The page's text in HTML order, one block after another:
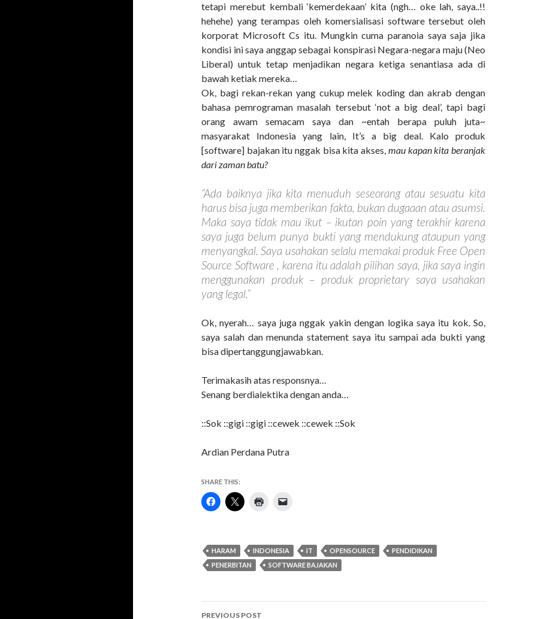
tetapi merebut kembali ‘kemerdekaan’ kita (ngh… oke lah, saya..!!
hehehe) yang terampas oleh komersialisasi software tersebut oleh
korporat Microsoft Cs itu. Mungkin cuma paranoia saya saja jika
kondisi ini saya anggap sebagai konspirasi Negara-negara maju (Neo
Liberal) untuk tetap menjadikan negara ketiga senantiasa ada di
bawah ketiak mereka…
Ok, bagi rekan-rekan yang cukup melek koding dan akrab dengan
bahasa pemrograman masalah tersebut ‘not a big deal’, tapi bagi
orang awam semacam saya dan ~entah berapa puluh juta~
masyarakat Indonesia yang lain, It’s a big deal. Kalo produk
[software] bajakan itu nggak bisa kita akses, mau kapan kita beranjak
dari zaman batu?
“Ada baiknya jika kita menuduh seseorang atau sesuatu kita
harus bisa juga memberikan fakta, bukan dugaaan atau asumsi.
Maka saya tidak mau ikut – ikutan poin yang terakhir karena
saya juga belum punya bukti yang mendukung ataupun yang
menyangkal. Saya usahakan selalu memakai produk Free Open
Source Software , karena itu adalah pilihan saya, jika saya ingin
menggunakan produk – produk proprietary saya usahakan
yang legal.”
Ok, nyerah… saya juga nggak yakin dengan logika saya itu kok. So,
saya salah dan menunda statement saya itu sampai ada bukti yang
bisa dipertanggungjawabkan.
Terimakasih atas responsnya…
Senang berdialektika dengan anda…
::Sok ::gigi ::gigi ::cewek ::cewek ::Sok
Ardian Perdana Putra
SHARE THIS:
HARAM INDONESIA IT OPENSOURCE
PENDIDIKAN
PENERBITAN
SOFTWARE BAJAKAN
Post
PREVIOUS POST